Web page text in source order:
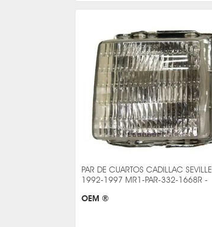
PAR DE CUARTOS CADILLAC SEVILLE
1992-1997 MR1-PAR-332-1668R -
OEM ®